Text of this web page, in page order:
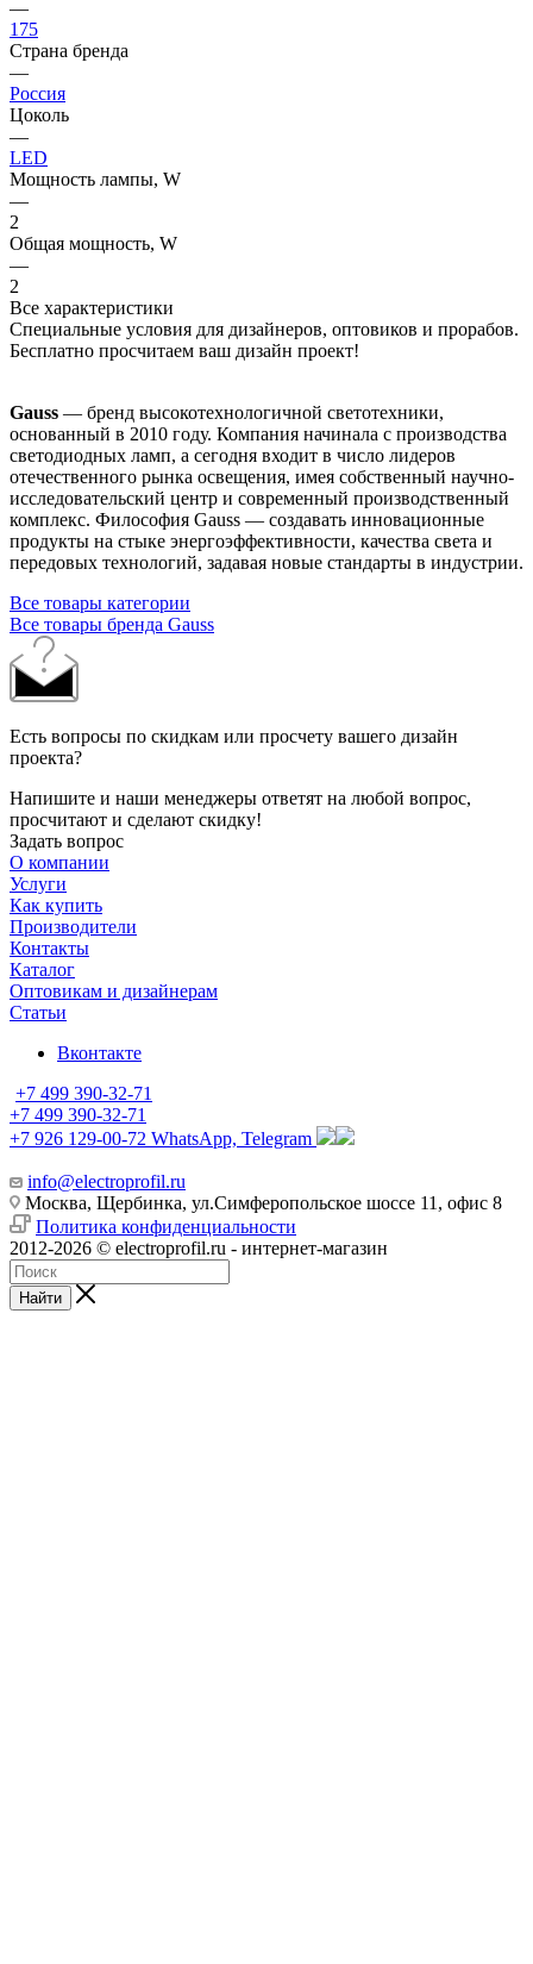
—
175
Страна бренда
—
Россия
Цоколь
—
LED
Мощность лампы, W
—
2
Общая мощность, W
—
2
Все характеристики
Специальные условия для дизайнеров, оптовиков и прорабов.
Бесплатно просчитаем ваш дизайн проект!
Gauss — бренд высокотехнологичной светотехники,
основанный в 2010 году. Компания начинала с производства
светодиодных ламп, а сегодня входит в число лидеров
отечественного рынка освещения, имея собственный научно-
исследовательский центр и современный производственный
комплекс. Философия Gauss — создавать инновационные
продукты на стыке энергоэффективности, качества света и
передовых технологий, задавая новые стандарты в индустрии.
Все товары категории
Все товары бренда Gauss
Есть вопросы по скидкам или просчету вашего дизайн
проекта?
Напишите и наши менеджеры ответят на любой вопрос,
просчитают и сделают скидку!
Задать вопрос
О компании
Услуги
Как купить
Производители
Контакты
Каталог
Оптовикам и дизайнерам
Статьи
Вконтакте
+7 499 390-32-71
+7 499 390-32-71
+7 926 129-00-72 WhatsApp, Telegram
info@electroprofil.ru
Москва, Щербинка, ул.Симферопольское шоссе 11, офис 8
Политика конфиденциальности
2012-2026 © electroprofil.ru - интернет-магазин
Найти